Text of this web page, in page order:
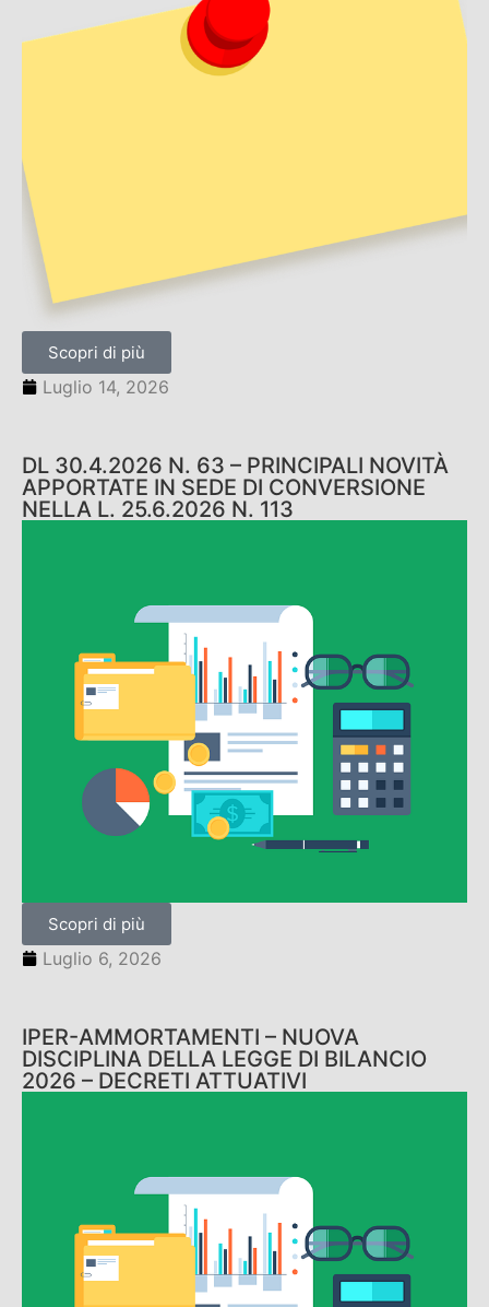
Scopri di più
Luglio 14, 2026
DL 30.4.2026 N. 63 – PRINCIPALI NOVITÀ
APPORTATE IN SEDE DI CONVERSIONE
NELLA L. 25.6.2026 N. 113
Scopri di più
Luglio 6, 2026
IPER-AMMORTAMENTI – NUOVA
DISCIPLINA DELLA LEGGE DI BILANCIO
2026 – DECRETI ATTUATIVI